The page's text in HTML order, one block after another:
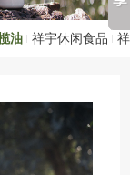
油 祥宇休闲食品